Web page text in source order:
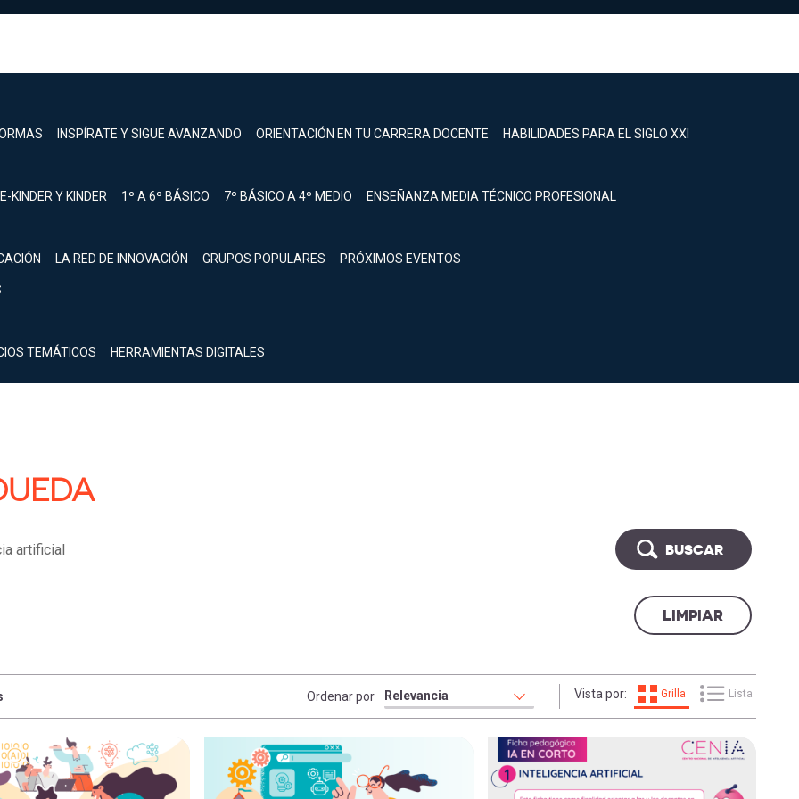
INSPÍRATE Y SIGUE AVANZANDO ORIENTACIÓN EN TU CARRERA DOCENTE HABILIDADES PARA EL SIGLO XXI
KINDER Y KINDER 1º A 6º BÁSICO 7º BÁSICO A 4º MEDIO ENSEÑANZA MEDIA TÉCNICO PROFESIONAL
LA RED DE INNOVACIÓN GRUPOS POPULARES PRÓXIMOS EVENTOS
TEMÁTICOS HERRAMIENTAS DIGITALES
Ordenar por Vista por: Grilla Lista
BUSCAR